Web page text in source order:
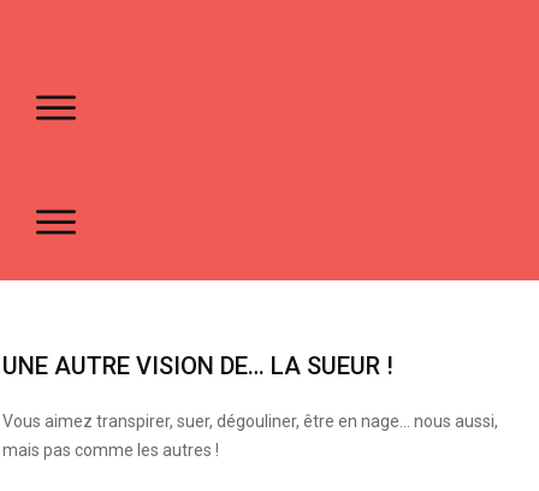
UNE AUTRE VISION DE… LA SUEUR !
Vous aimez transpirer, suer, dégouliner, être en nage… nous aussi,
mais pas comme les autres !